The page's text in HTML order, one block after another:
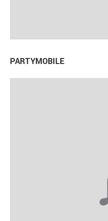
PARTYMOBILE